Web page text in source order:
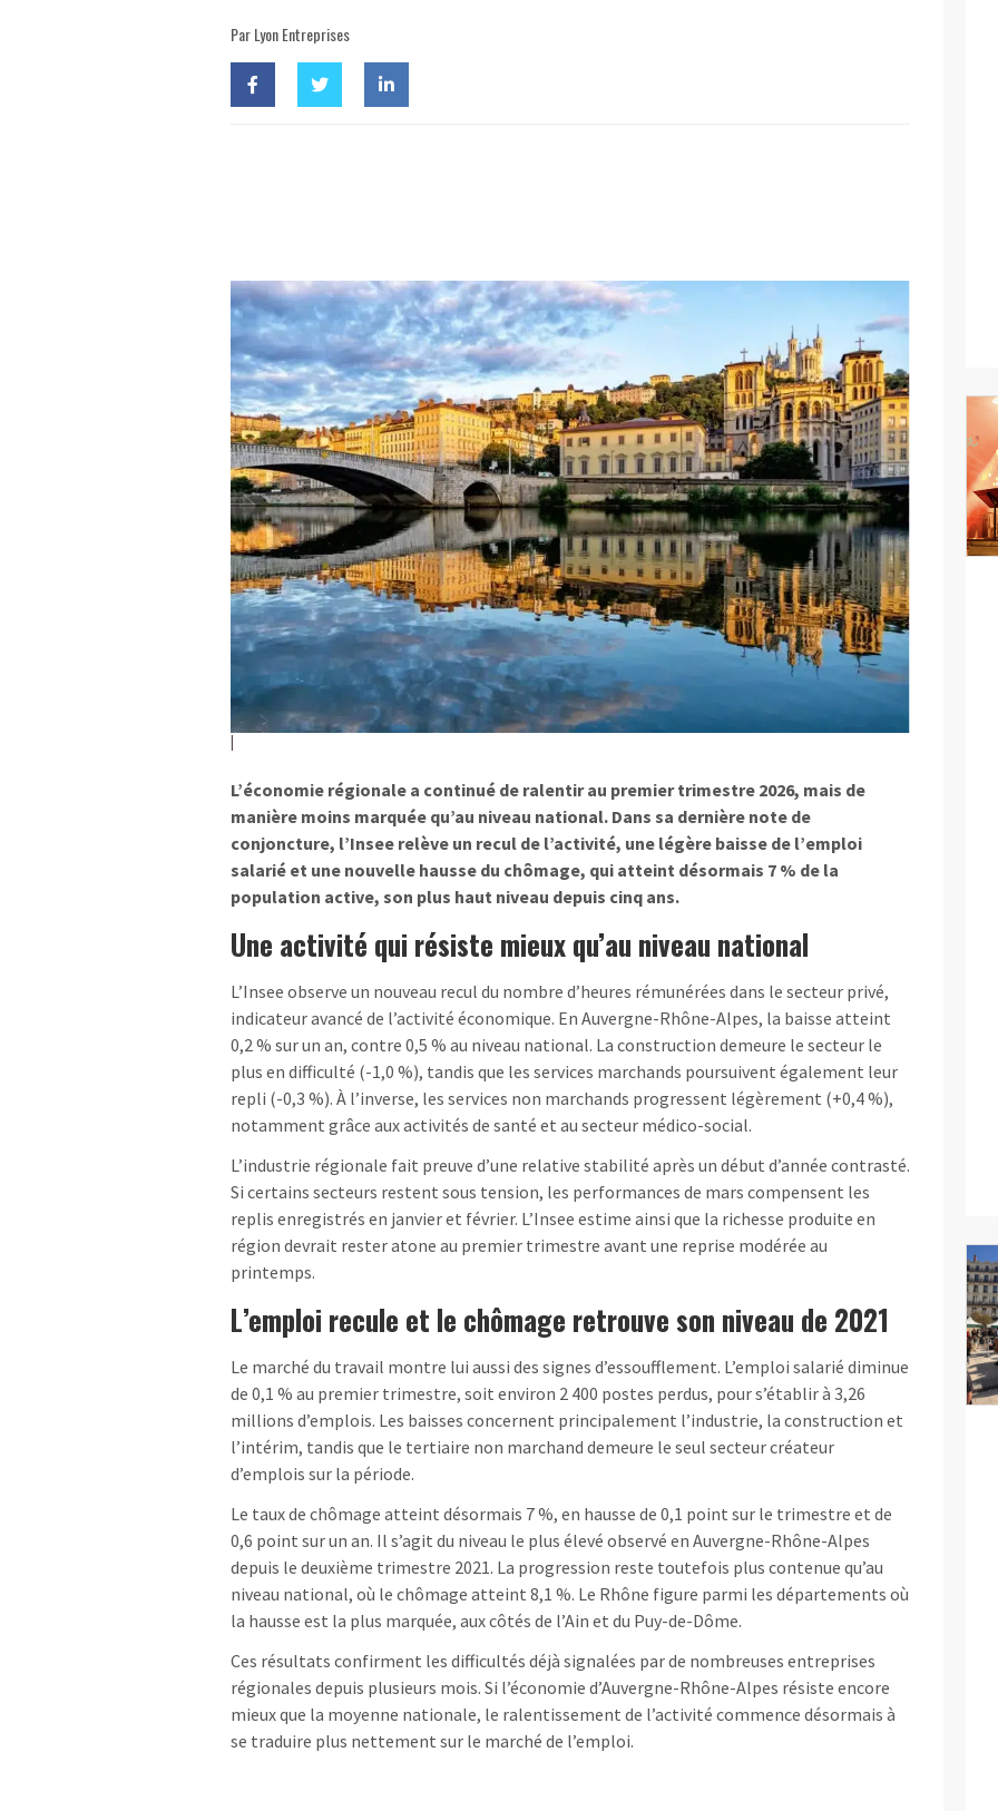
Par Lyon Entreprises
L’économie régionale a continué de ralentir au premier trimestre 2026, mais de
manière moins marquée qu’au niveau national. Dans sa dernière note de
conjoncture, l’Insee relève un recul de l’activité, une légère baisse de l’emploi
salarié et une nouvelle hausse du chômage, qui atteint désormais 7 % de la
population active, son plus haut niveau depuis cinq ans.
Une activité qui résiste mieux qu’au niveau national
L’Insee observe un nouveau recul du nombre d’heures rémunérées dans le secteur privé,
indicateur avancé de l’activité économique. En Auvergne-Rhône-Alpes, la baisse atteint
0,2 % sur un an, contre 0,5 % au niveau national. La construction demeure le secteur le
plus en difficulté (-1,0 %), tandis que les services marchands poursuivent également leur
repli (-0,3 %). À l’inverse, les services non marchands progressent légèrement (+0,4 %),
notamment grâce aux activités de santé et au secteur médico-social.
L’industrie régionale fait preuve d’une relative stabilité après un début d’année contrasté.
Si certains secteurs restent sous tension, les performances de mars compensent les
replis enregistrés en janvier et février. L’Insee estime ainsi que la richesse produite en
région devrait rester atone au premier trimestre avant une reprise modérée au
printemps.
L’emploi recule et le chômage retrouve son niveau de 2021
Le marché du travail montre lui aussi des signes d’essoufflement. L’emploi salarié diminue
de 0,1 % au premier trimestre, soit environ 2 400 postes perdus, pour s’établir à 3,26
millions d’emplois. Les baisses concernent principalement l’industrie, la construction et
l’intérim, tandis que le tertiaire non marchand demeure le seul secteur créateur
d’emplois sur la période.
Le taux de chômage atteint désormais 7 %, en hausse de 0,1 point sur le trimestre et de
0,6 point sur un an. Il s’agit du niveau le plus élevé observé en Auvergne-Rhône-Alpes
depuis le deuxième trimestre 2021. La progression reste toutefois plus contenue qu’au
niveau national, où le chômage atteint 8,1 %. Le Rhône figure parmi les départements où
la hausse est la plus marquée, aux côtés de l’Ain et du Puy-de-Dôme.
Ces résultats confirment les difficultés déjà signalées par de nombreuses entreprises
régionales depuis plusieurs mois. Si l’économie d’Auvergne-Rhône-Alpes résiste encore
mieux que la moyenne nationale, le ralentissement de l’activité commence désormais à
se traduire plus nettement sur le marché de l’emploi.